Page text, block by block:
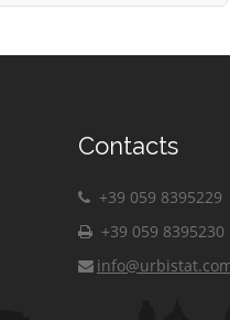
Contacts
+39 059 8395229
+39 059 8395230